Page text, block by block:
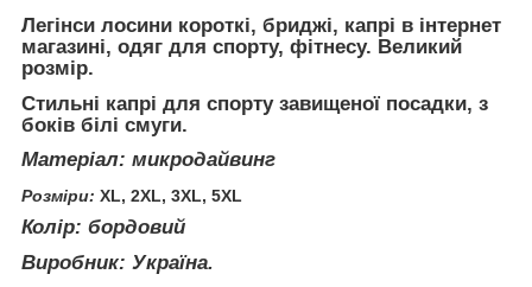
Легінси лосини короткі, бриджі, капрі в інтернет
магазині, одяг для спорту, фітнесу. Великий
розмір.
Стильні капрі для спорту завищеної посадки, з
боків білі смуги.
Матеріал: микродайвинг
Розміри: XL, 2XL, 3XL, 5XL
Колір: бордовий
Виробник: Україна.